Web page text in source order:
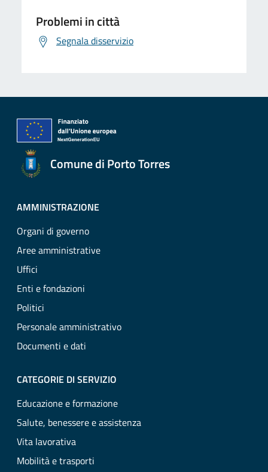
Problemi in città
Segnala disservizio
Comune di Porto Torres
AMMINISTRAZIONE
Organi di governo
Aree amministrative
Uffici
Enti e fondazioni
Politici
Personale amministrativo
Documenti e dati
CATEGORIE DI SERVIZIO
Educazione e formazione
Salute, benessere e assistenza
Vita lavorativa
Mobilità e trasporti